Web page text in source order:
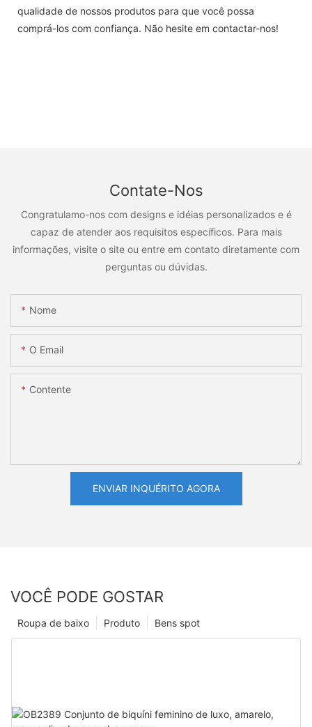
qualidade de nossos produtos para que você possa
comprá-los com confiança. Não hesite em contactar-nos!
Contate-Nos
Congratulamo-nos com designs e idéias personalizados e é
capaz de atender aos requisitos específicos. Para mais
informações, visite o site ou entre em contato diretamente com
perguntas ou dúvidas.
Nome
O Email
Contente
ENVIAR INQUÉRITO AGORA
VOCÊ PODE GOSTAR
Bens spot
Produto
Roupa de baixo